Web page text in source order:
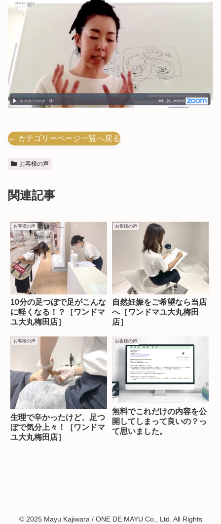
← カテゴリーページ一覧へ戻る
お客様の声
関連記事
お客様の声
10分の足つぼで足がこんな
に軽くなる！？［ワンドマ
ユ大丸梅田店］
お客様の声
自然妊娠をご希望なら当店
へ［ワンドマユ大丸梅田
店］
お客様の声
生理で辛かったけど、足つ
ぼで気分上々！［ワンドマ
ユ大丸梅田店］
お客様の声
無料でこれだけの内容を公
開してしまって良いの？っ
て思いました。
© 2025 Mayu Kajiwara / ONE DE MAYU Co., Ltd. All Rights